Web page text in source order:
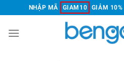
đến
nội
NHẬP MÃ GIAM10 GIẢM